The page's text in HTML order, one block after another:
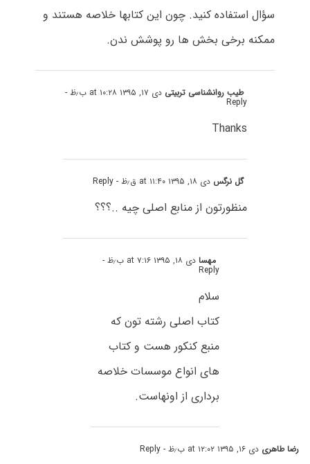
سؤال استفاده کنید. چون این کتابها خلاصه هستند و
ممکنه برخی بخش ها رو پوشش ندن.
طیب روانشناسی تربیتی دی ۱۷, ۱۳۹۵ at ۱۰:۲۸ ب٫ظ -
Reply
Thanks
گل نرگس دی ۱۸, ۱۳۹۵ at ۱۱:۴۰ ق٫ظ - Reply
منظورتون از منابع اصلی چیه ..؟؟؟
مهسادی ۱۸, ۱۳۹۵ at ۷:۱۶ ب٫ظ -
Reply
سلام
کتاب اصلی رشته تون که
منبع کنکور هست و کتاب
های انواع موسسات خلاصه
برداری از اونهاست.
رضا طاهری دی ۱۶, ۱۳۹۵ at ۱۲:۰۲ ب٫ظ - Reply